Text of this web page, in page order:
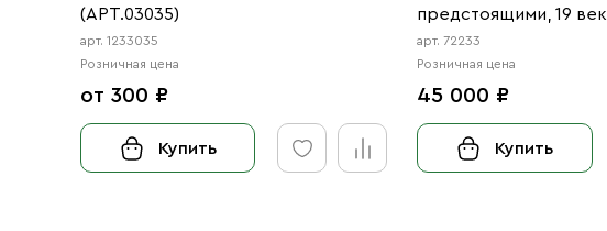
(АРТ.03035)
арт. 1233035
Розничная цена
от 300 ₽
Купить
предстоящими, 19 век
арт. 72233
Розничная цена
45 000 ₽
Купить